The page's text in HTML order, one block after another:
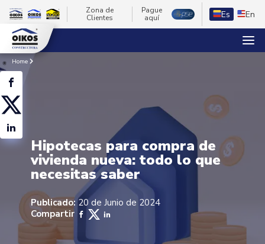
Zona de
Clientes
Pague
aquí
Es En
Home
Hipotecas para compra de
vivienda nueva: todo lo que
necesitas saber
Publicado: 20 de Junio de 2024
Compartir